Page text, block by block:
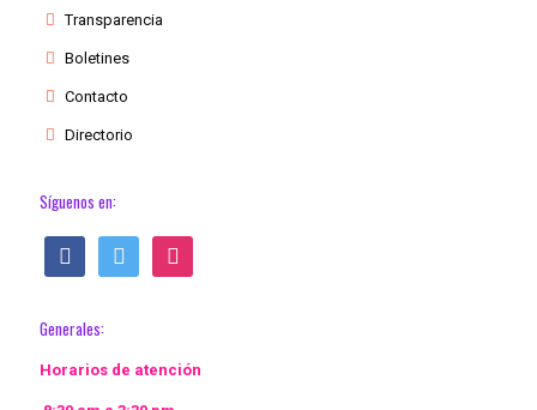
Transparencia
Boletines
Contacto
Directorio
Síguenos en:
facebook twitter instagram
Generales:
Horarios de atención